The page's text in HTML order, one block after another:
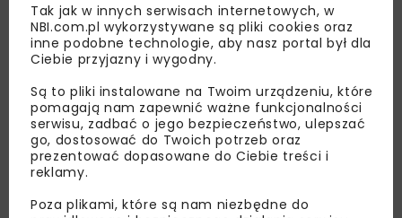
Lubisz wiedzieć więcej?
Zapisz się do newslettera aby otrzymywać od
Tak jak w innych serwisach internetowych, w
NBI.com.pl wykorzystywane są pliki cookies oraz
inne podobne technologie, aby nasz portal był dla
Ciebie przyjazny i wygodny.
Są to pliki instalowane na Twoim urządzeniu, które
pomagają nam zapewnić ważne funkcjonalności
serwisu, zadbać o jego bezpieczeństwo, ulepszać
go, dostosować do Twoich potrzeb oraz
prezentować dopasowane do Ciebie treści i
reklamy.
Poza plikami, które są nam niezbędne do